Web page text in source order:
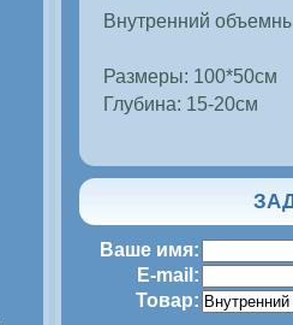
Внутренний
Размеры: 100*50см
Глубина: 15-20см
Ваше имя:
E-mail:
Товар: